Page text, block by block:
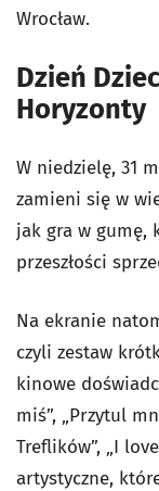
Wrocław.
Dzień
Horyzonty
W niedzielę, 31
zamieni się w
jak gra w gumę,
przeszłości
Na ekranie
czyli zestaw
kinowe
miś”, „Przytul
Treflików”, „I
artystyczne,